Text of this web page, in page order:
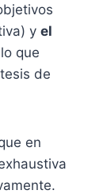
y el
que
de
en